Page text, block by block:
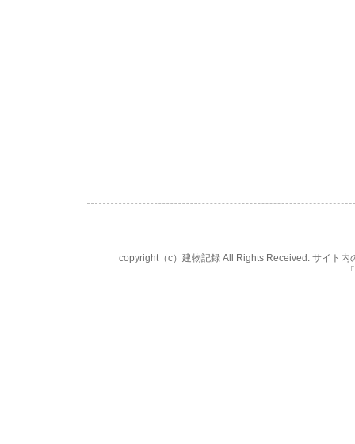
copyright（c）建物記録 All Rights Received. サイト